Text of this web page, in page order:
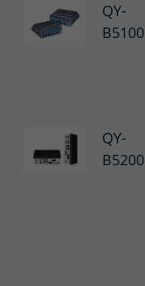
QY-
B5100
QY-
B5200